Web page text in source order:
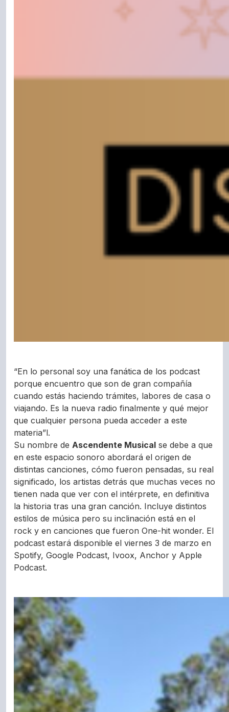
“En lo personal soy una fanática de los podcast
porque encuentro que son de gran compañía
cuando estás haciendo trámites, labores de casa o
viajando. Es la nueva radio finalmente y qué mejor
que cualquier persona pueda acceder a este
materia”l.
Su nombre de Ascendente Musical se debe a que
en este espacio sonoro abordará el origen de
distintas canciones, cómo fueron pensadas, su real
significado, los artistas detrás que muchas veces no
tienen nada que ver con el intérprete, en definitiva
la historia tras una gran canción. Incluye distintos
estilos de música pero su inclinación está en el
rock y en canciones que fueron One-hit wonder. El
podcast estará disponible el viernes 3 de marzo en
Spotify, Google Podcast, Ivoox, Anchor y Apple
Podcast.